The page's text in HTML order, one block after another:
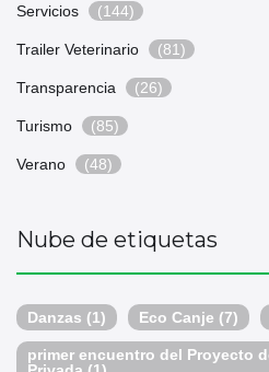
Servicios (144)
Trailer Veterinario (81)
Transparencia (26)
Turismo (85)
Verano (48)
Nube de etiquetas
Danzas (1) Eco Canje (7)
primer encuentro del Proyecto